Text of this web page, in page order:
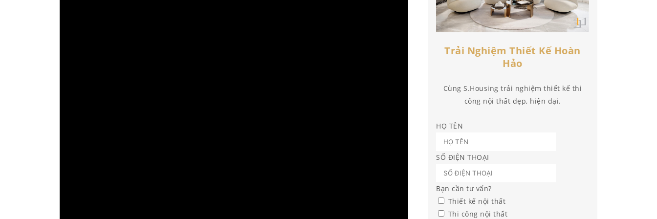
Trải Nghiệm Thiết Kế Hoàn
Hảo
Cùng S.Housing trải nghiệm thiết kế thi
công nội thất đẹp, hiện đại.
HỌ TÊN
SỐ ĐIỆN THOẠI
Bạn cần tư vấn?
Thiết kế nội thất
Thi công nội thất